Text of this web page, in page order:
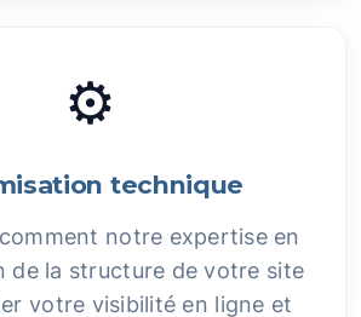
⚙️
technique
notre expertise en
de la structure de votre site
votre visibilité en ligne et